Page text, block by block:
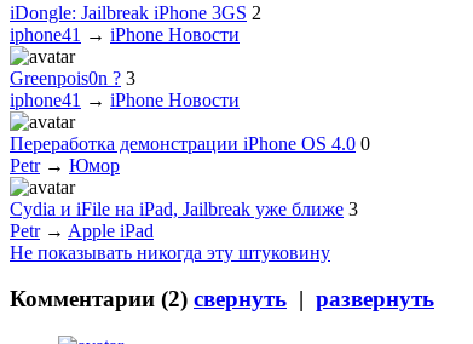
iDongle: Jailbreak iPhone 3GS 2
iphone41 → iPhone Новости
Greenpois0n ? 3
iphone41 → iPhone Новости
Переработка демонстрации iPhone OS 4.0 0
Petr→ Юмор
Cydia и iFile на iPad, Jailbreak уже ближе 3
Petr→ Apple iPad
Не показывать никогда эту штуковину
Комментарии (2) свернуть | развернуть